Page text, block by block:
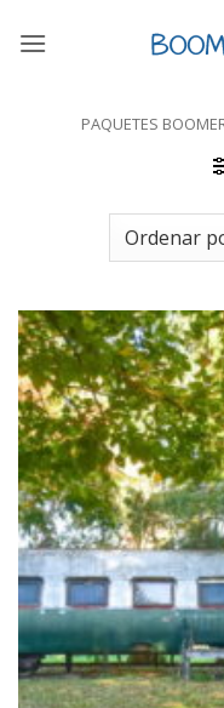
PAQUETES